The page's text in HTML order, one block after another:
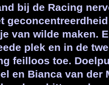
bij de Racing
van wilde maken.
plek en in de
feilloos toe.
en Bianca van der